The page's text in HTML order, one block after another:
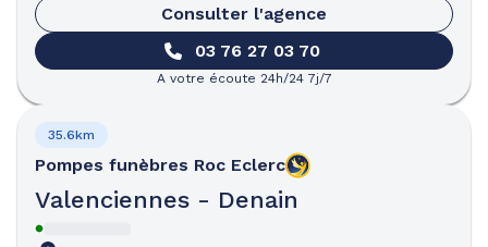
Consulter l'agence
03 76 27 03 70
A votre écoute 24h/24 7j/7
Pompes funèbres Roc Eclerc
Valenciennes - Denain
35.6km